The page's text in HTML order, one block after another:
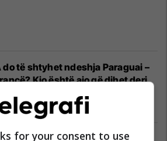
do të shtyhet ndeshja Paraguai –
Kjo është ajo që dihet deri
04/07/2026
Po shfaqet një rend i ri
for your consent to use